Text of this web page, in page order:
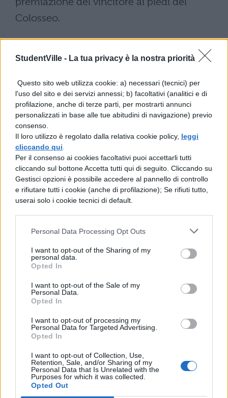
StudentVille - La tua privacy è la nostra priorità
Questo sito web utilizza cookie: a) necessari (tecnici) per
l'uso del sito e dei servizi annessi; b) facoltativi (analitici e di
profilazione, anche di terze parti, per mostrarti annunci
personalizzati in base alle tue abitudini di navigazione) previo
consenso.
Il loro utilizzo è regolato dalla relativa cookie policy, leggi
cliccando qui
Per il consenso ai cookies facoltativi puoi accettarli tutti
cliccando sul bottone Accetta tutti qui di seguito. Cliccando su
Gestisci opzioni è possibile accedere al pannello di controllo
e rifiutare tutti i cookie (anche di profilazione); Se rifiuti tutto,
userai solo i cookie tecnici di default.
Personal Data Processing Opt Outs
I want to opt-out of the Sharing of my
personal data.
Opted In
I want to opt-out of the Sale of my
Personal Data.
Opted In
I want to opt-out of processing my
Personal Data for Targeted Advertising.
Opted In
I want to opt-out of Collection, Use,
Retention, Sale, and/or Sharing of my
Personal Data that Is Unrelated with the
Purposes for which it was collected.
Opted Out
Colosseo.
Giro d’Italia: i favoriti e i
grandi assenti
Tra i protagonisti più attesi del Giro d’Italia
2025 spiccaPrimoz Roglic (Red Bull
Bora-Hansgrohe), già vincitore
dell’edizione 2023 e pronto a tornare
protagonista. Accanto a lui, tra i favoriti per
la maglia rosa, ci sono Jai Hindley e Daniel
Martinez, così come un nutrito gruppo di ex
vincitori: Nairo Quintana, Egan Bernal e
Richard Carapaz.
In chiave italiana, le speranze sono riposte
soprattutto inAntonio Tiberi (Bahrain
Victorious)
Giulio Ciccone (Lidl-Trek)
, uno dei
migliori scalatori del gruppo. Tra gli altri
nomi di rilievo figurano Tom Pidcock, David
Gaudu, Derek Gee, Romain Bardet, e
l’attesissimo debutto al Giro di Wout van
Aert, stella del ciclocross e delle classiche.
Assenze importanti da segnalare